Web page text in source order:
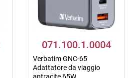
071.100.1.0004
Verbatim GNC-65
Adattatore da viaggio